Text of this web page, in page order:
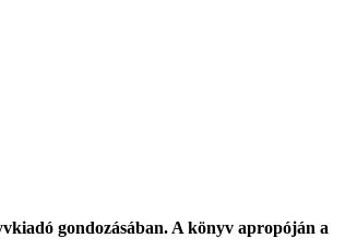
gondozásában. A könyv apropóján a